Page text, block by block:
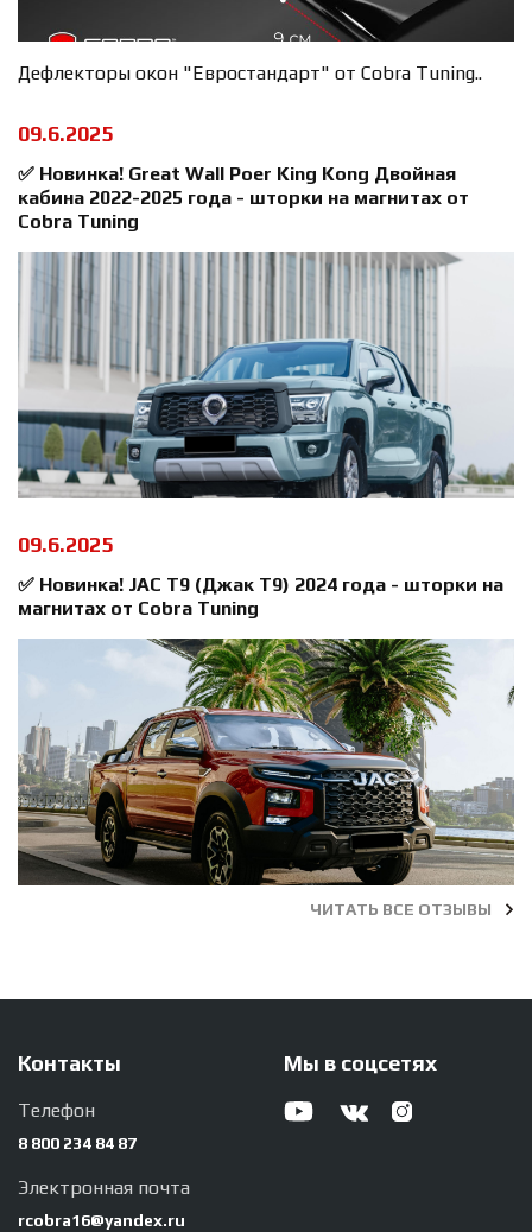
Дефлекторы окон "Евростандарт" от Cobra Tuning..
09.6.2025
✅ Новинка! Great Wall Poer King Kong Двойная
кабина 2022-2025 года - шторки на магнитах от
Cobra Tuning
09.6.2025
✅ Новинка! JAC T9 (Джак Т9) 2024 года - шторки на
магнитах от Cobra Tuning
ЧИТАТЬ ВСЕ ОТЗЫВЫ
Контакты
Телефон
8 800 234 84 87
Электронная почта
rcobra16@yandex.ru
Мы в соцсетях